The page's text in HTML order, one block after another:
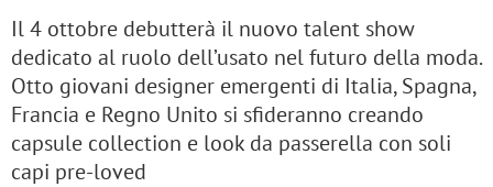
Il 4 ottobre debutterà il nuovo talent show
dedicato al ruolo dell’usato nel futuro della moda.
Otto giovani designer emergenti di Italia, Spagna,
Francia e Regno Unito si sfideranno creando
capsule collection e look da passerella con soli
capi pre-loved